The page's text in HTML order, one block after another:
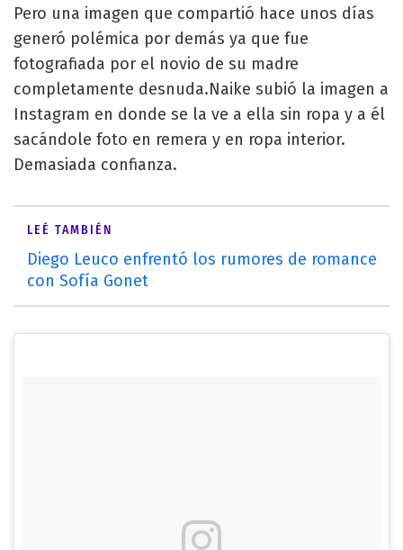
Pero una imagen que compartió hace unos días
generó polémica por demás ya que fue
fotografiada por el novio de su madre
completamente desnuda.Naike subió la imagen a
Instagram en donde se la ve a ella sin ropa y a él
sacándole foto en remera y en ropa interior.
Demasiada confianza.
LEÉ TAMBIÉN
Diego Leuco enfrentó los rumores de romance
con Sofía Gonet